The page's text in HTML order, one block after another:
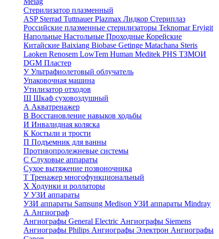
Стерилизатор плазменный
ASP Sterrad Tuttnauer Plazmax Лидкор Стериплаз
Российские плазменные стерилизаторы TeknomarEryigit
Напольные Настольные Проходные Корейские
Китайские Baixiang Biobase Getinge Matachana Steris
Laoken Renosem LowTem Human Meditek PHS ТЗМОИ
DGM Пластер
УУльтрафиолетовый облучатель
Упаковочная машина
Утилизатор отходов
Ш Шкаф суховоздушный
А Акватренажер
В Восстановление навыков ходьбы
И Инвалидная коляска
К Костыли и трости
П Подъемник для ванны
Противопролежневые системы
С Слуховые аппараты
Сухое вытяжение позвоночника
Т Тренажер многофункциональный
Х Ходунки и роллаторы
УУЗИ аппараты
УЗИ аппараты Samsung Medison УЗИ аппараты Mindray
А Ангиограф
Ангиографы General Electric Ангиографы Siemens
Ангиографы Philips Ангиографы Электрон Ангиографы